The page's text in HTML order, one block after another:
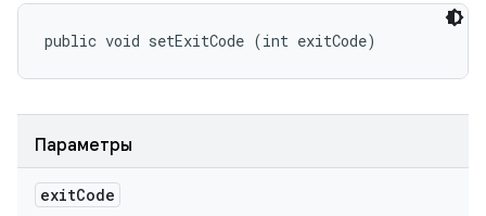
public void setExitCode (int exitCode)
Параметры
exitCode